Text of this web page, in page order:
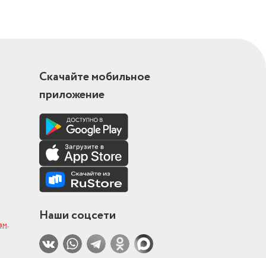
.
Скачайте мобильное
приложение
Наши соцсети